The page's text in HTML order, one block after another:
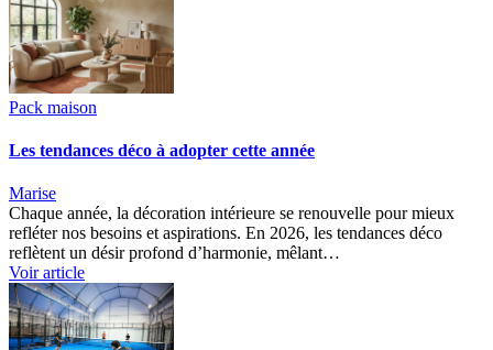
Pack maison
Les tendances déco à adopter cette année
Marise
Chaque année, la décoration intérieure se renouvelle pour mieux
refléter nos besoins et aspirations. En 2026, les tendances déco
reflètent un désir profond d’harmonie, mêlant…
Voir article